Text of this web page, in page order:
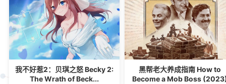
我不好惹2：贝琪之怒 Becky 2:
The Wrath of Beck...
黑帮老大养成指南 How to
Become a Mob Boss